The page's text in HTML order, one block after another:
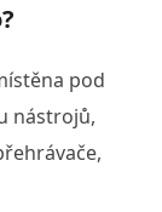
pod
nástrojů,